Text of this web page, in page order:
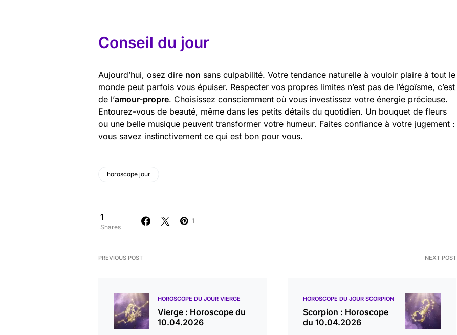
Conseil du jour
Aujourd’hui, osez dire non sans culpabilité. Votre tendance naturelle à vouloir plaire à tout le
monde peut parfois vous épuiser. Respecter vos propres limites n’est pas de l’égoïsme, c’est
de l’amour-propre. Choisissez consciemment où vous investissez votre énergie précieuse.
Entourez-vous de beauté, même dans les petits détails du quotidien. Un bouquet de fleurs
ou une belle musique peuvent transformer votre humeur. Faites confiance à votre jugement :
vous savez instinctivement ce qui est bon pour vous.
horoscope jour
1
Shares
1
PREVIOUS POST
HOROSCOPE DU JOUR VIERGE
Vierge : Horoscope du
10.04.2026
NEXT POST
HOROSCOPE DU JOUR SCORPION
Scorpion : Horoscope
du 10.04.2026